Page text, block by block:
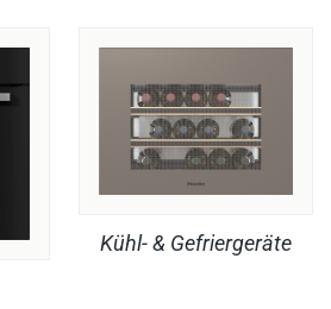
Kühl- & Gefriergeräte